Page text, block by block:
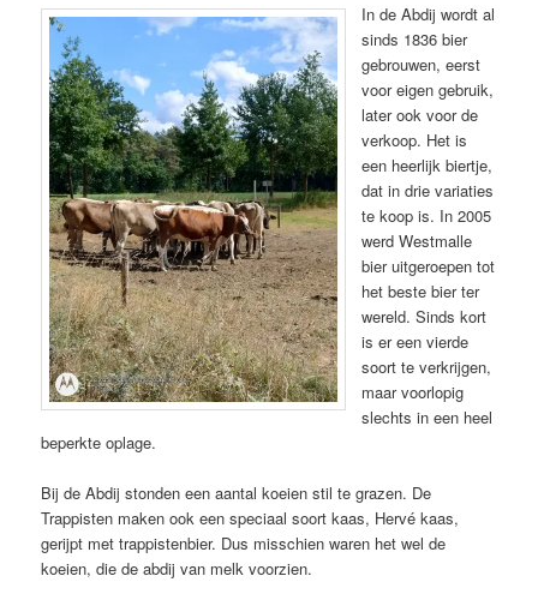
In de Abdij wordt al
sinds 1836 bier
gebrouwen, eerst
voor eigen gebruik,
later ook voor de
verkoop. Het is
een heerlijk biertje,
dat in drie variaties
te koop is. In 2005
werd Westmalle
bier uitgeroepen tot
het beste bier ter
wereld. Sinds kort
is er een vierde
soort te verkrijgen,
maar voorlopig
slechts in een heel
beperkte oplage.
Bij de Abdij stonden een aantal koeien stil te grazen. De
Trappisten maken ook een speciaal soort kaas, Hervé kaas,
gerijpt met trappistenbier. Dus misschien waren het wel de
koeien, die de abdij van melk voorzien.